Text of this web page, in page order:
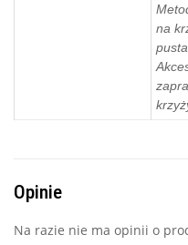
na
Opinie
Na razie nie ma opinii o